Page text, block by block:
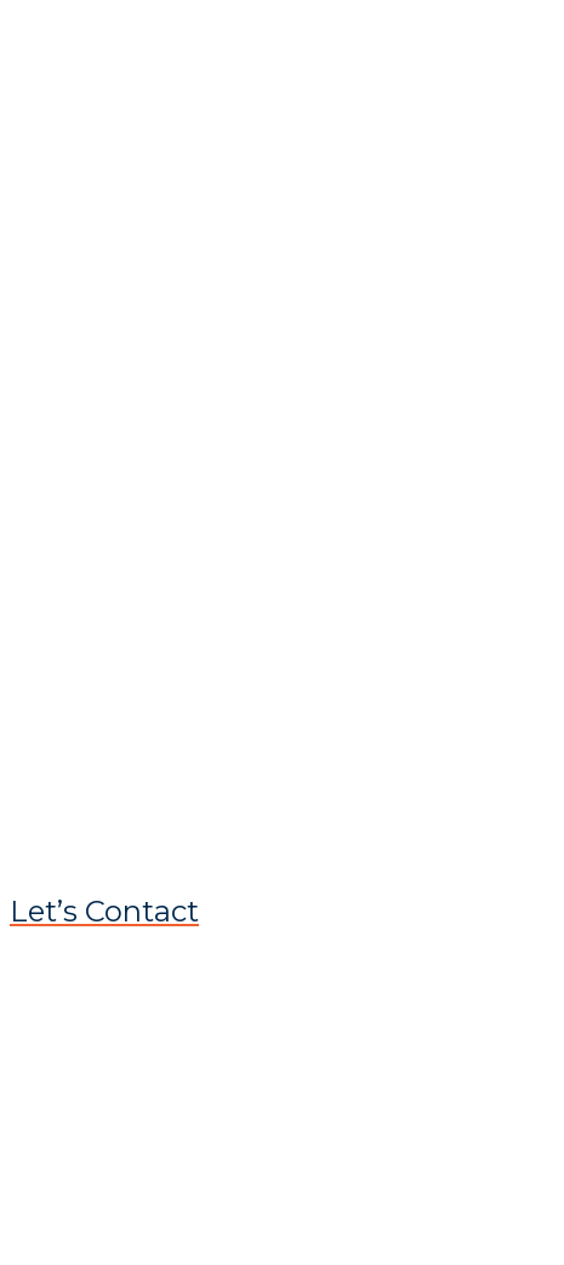
Let’s Contact